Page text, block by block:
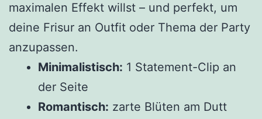
maximalen Effekt willst – und perfekt, um
deine Frisur an Outfit oder Thema der Party
anzupassen.
Minimalistisch: 1 Statement-Clip an
der Seite
Romantisch: zarte Blüten am Dutt